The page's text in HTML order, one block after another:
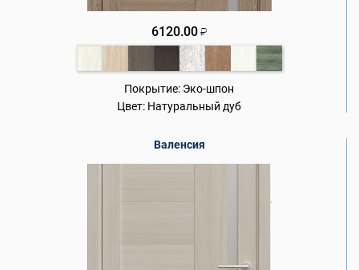
6120.00 ₽
Покрытие: Эко-шпон
Цвет: Натуральный дуб
Валенсия